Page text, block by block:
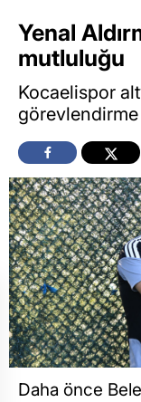
Yenal
mutluluğu
Kocaelispor
Daha önce